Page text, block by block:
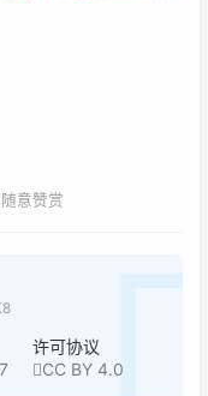
意赞赏
许可协议
CC BY 4.0